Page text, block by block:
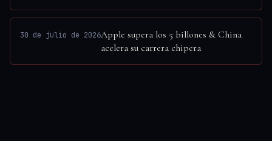
30 de julio de 2026Apple supera los 5 billones & China
acelera su carrera chipera